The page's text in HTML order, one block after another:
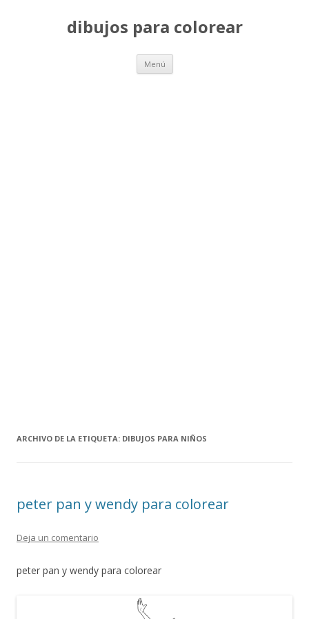
dibujos para colorear
Menú Saltar
contenido
ARCHIVO DE LA ETIQUETA: DIBUJOS PARA NIÑOS
peter pan y wendy para colorear
Deja un comentario
peter pan y wendy para colorear